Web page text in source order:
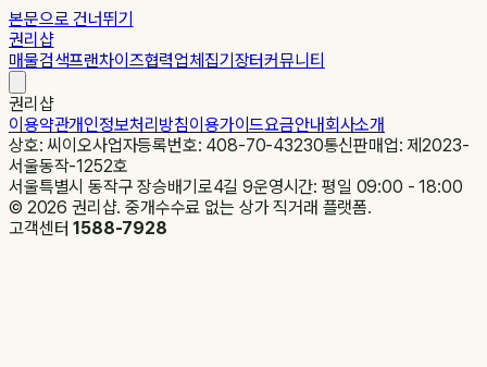
본문으로 건너뛰기
권리샵
매물검색프랜차이즈협력업체집기장터커뮤니티
권리샵
이용약관개인정보처리방침이용가이드요금안내회사소개
상호: 씨이오사업자등록번호: 408-70-43230통신판매업: 제2023-
서울동작-1252호
서울특별시 동작구 장승배기로4길 9운영시간: 평일 09:00 - 18:00
© 2026 권리샵. 중개수수료 없는 상가 직거래 플랫폼.
고객센터1588-7928